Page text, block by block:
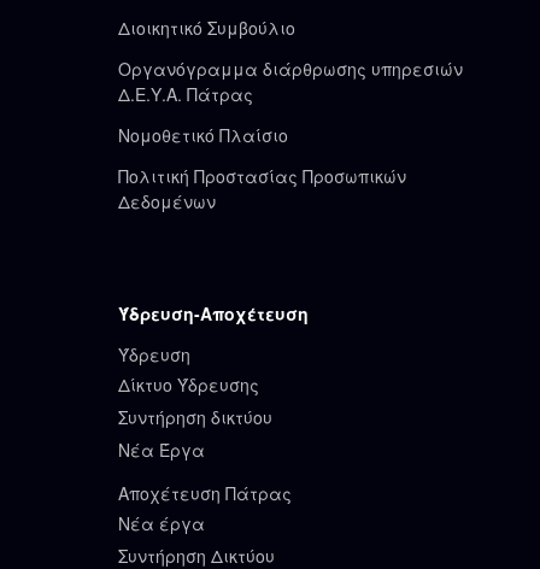
Διοικητικό Συμβούλιο
Οργανόγραμμα διάρθρωσης υπηρεσιών
Δ.Ε.Υ.Α. Πάτρας
Νομοθετικό Πλαίσιο
Πολιτική Προστασίας Προσωπικών
Δεδομένων
Ύδρευση-Αποχέτευση
Ύδρευση
Δίκτυο Ύδρευσης
Συντήρηση δικτύου
Νέα Έργα
Αποχέτευση Πάτρας
Νέα έργα
Συντήρηση Δικτύου